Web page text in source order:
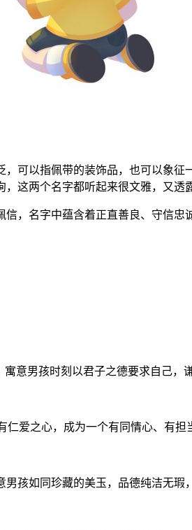
可以指佩带的装饰品，也可以象征
这两个名字都听起来很文雅，又透
，名字中蕴含着正直善良、守信
意男孩时刻以君子之德要求自己，
爱之心，成为一个有同情心、有担
孩如同珍藏的美玉，品德纯洁无瑕